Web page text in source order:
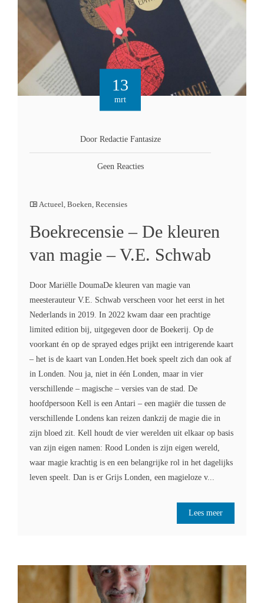
13
mrt
Door Redactie Fantasize
Geen Reacties
Actueel Boeken Recensies
Boekrecensie – De kleuren
van magie – V.E. Schwab
Door Mariëlle DoumaDe kleuren van magie van
meesterauteur V.E. Schwab verscheen voor het eerst in het
Nederlands in 2019. In 2022 kwam daar een prachtige
limited edition bij, uitgegeven door de Boekerij. Op de
voorkant én op de sprayed edges prijkt een intrigerende kaart
– het is de kaart van Londen.Het boek speelt zich dan ook af
in Londen. Nou ja, niet in één Londen, maar in vier
verschillende – magische – versies van de stad. De
hoofdpersoon Kell is een Antari – een magiër die tussen de
verschillende Londens kan reizen dankzij de magie die in
zijn bloed zit. Kell houdt de vier werelden uit elkaar op basis
van zijn eigen namen: Rood Londen is zijn eigen wereld,
waar magie krachtig is en een belangrijke rol in het dagelijks
leven speelt. Dan is er Grijs Londen, een magieloze v...
Lees meer